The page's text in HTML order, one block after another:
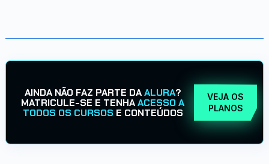
AINDA NÃO FAZ PARTE DAALURA?
MATRICULE-SE E TENHAACESSO A
TODOS OS CURSOS E CONTEÚDOS
VEJA OS
PLANOS